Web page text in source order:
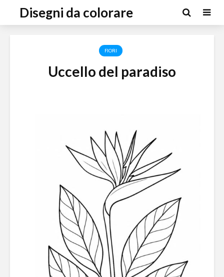
Disegni da colorare
FIORI
Uccello del paradiso